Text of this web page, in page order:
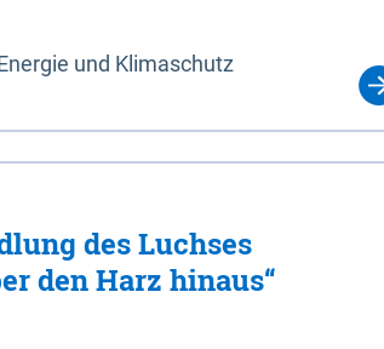
und Klimaschutz
des Luchses
den Harz hinaus“